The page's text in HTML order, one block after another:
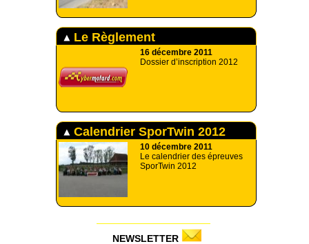
Le Règlement
16 décembre 2011
Dossier d’inscription 2012
Calendrier SporTwin 2012
10 décembre 2011
Le calendrier des épreuves
SporTwin 2012
NEWSLETTER